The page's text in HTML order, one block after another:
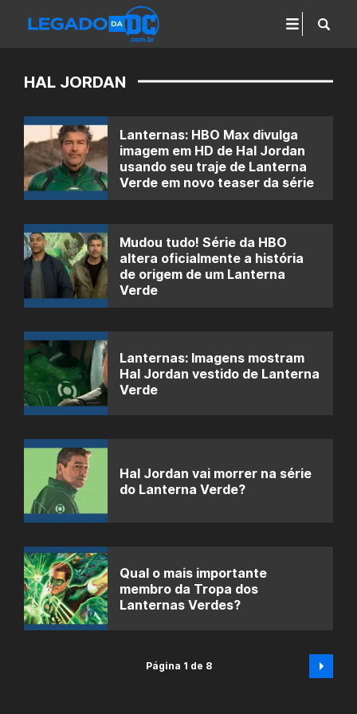
HAL JORDAN
Lanternas: HBO Max divulga
imagem em HD de Hal Jordan
usando seu traje de Lanterna
Verde em novo teaser da série
Mudou tudo! Série da HBO
altera oficialmente a história
de origem de um Lanterna
Verde
Lanternas: Imagens mostram
Hal Jordan vestido de Lanterna
Verde
Hal Jordan vai morrer na série
do Lanterna Verde?
Qual o mais importante
membro da Tropa dos
Lanternas Verdes?
Página 1 de 8